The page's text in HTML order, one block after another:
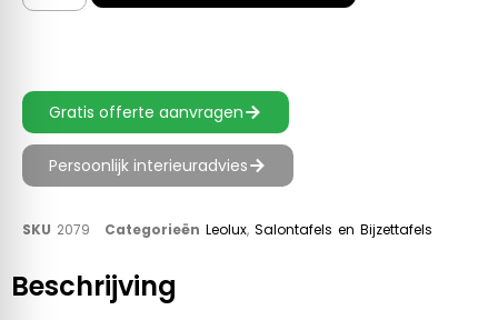
Gratis offerte aanvragen
Persoonlijk interieuradvies
SKU 2079 Categorieën Leolux, Salontafels en Bijzettafels
Beschrijving